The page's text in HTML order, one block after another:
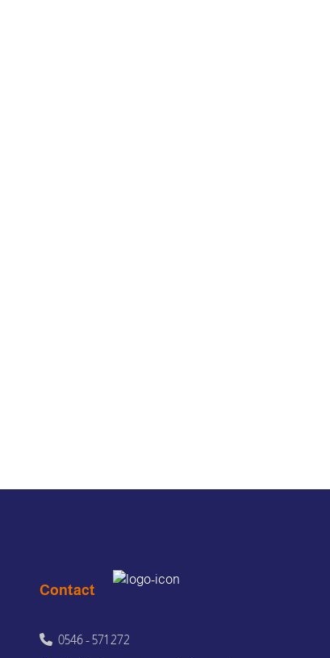
Contact
0546 - 571 272